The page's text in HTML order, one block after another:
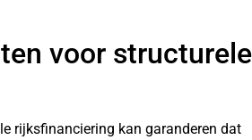
voor structurele
rijksfinanciering kan garanderen dat